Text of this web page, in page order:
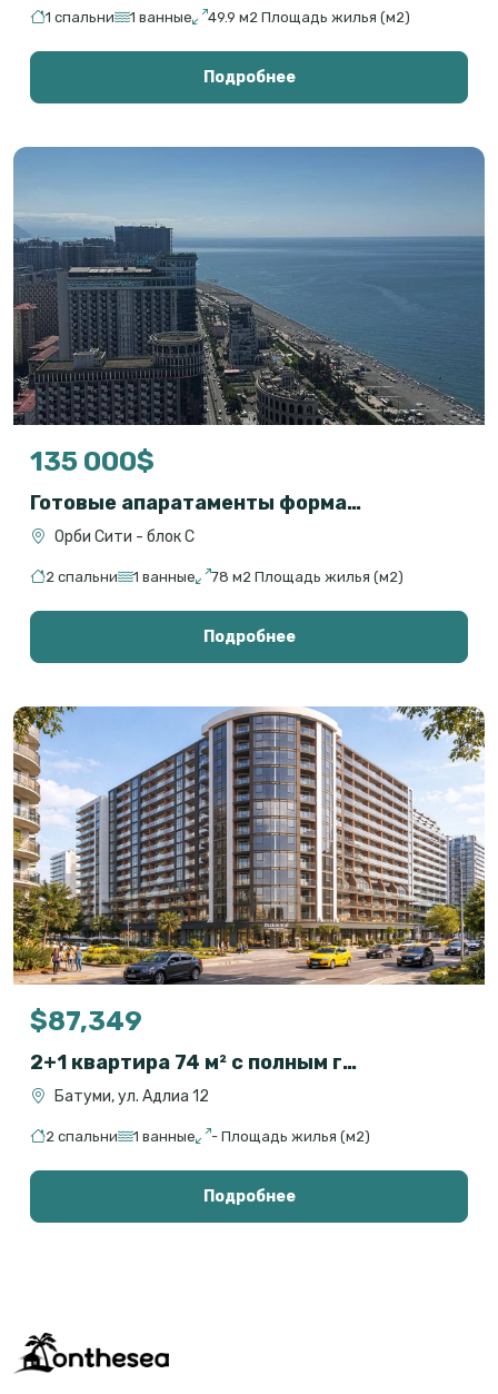
1 спальни 1 ванные 49.9 м2 Площадь жилья (м2)
Подробнее
135 000$
Готовые апаратаменты формата 2+1 на первой линии с прямым видом на море
Орби Сити - блок С
2 спальни 1 ванные 78 м2 Площадь жилья (м2)
Подробнее
$87,349
2+1 квартира 74 м² с полным гостиничным сервисом в OXY Residence, Батуми
Батуми, ул. Адлиа 12
2 спальни 1 ванные - Площадь жилья (м2)
Подробнее